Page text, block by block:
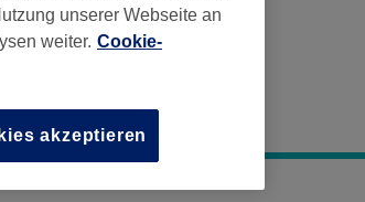
unserer Webseite an
weiter. Cookie-
akzeptieren